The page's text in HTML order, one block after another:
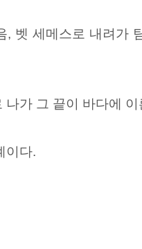
, 벳 세메스로 내려가
나가 그 끝이 바다에 이
이다.